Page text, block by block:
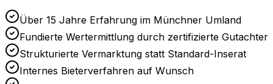
Über 15 Jahre Erfahrung im Münchner Umland
Fundierte Wertermittlung durch zertifizierte Gutachter
Strukturierte Vermarktung statt Standard-Inserat
Internes Bieterverfahren auf Wunsch